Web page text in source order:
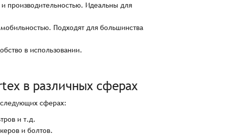
производительностью. Идеальны для
Подходят для большинства
в использовании.
в различных сферах
сферах:
и т.д.
и болтов.